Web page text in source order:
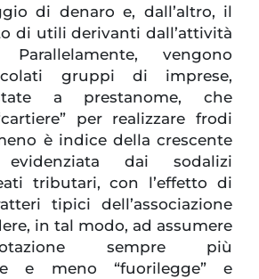
di denaro e, dall’altro, il
di utili derivanti dall’attività
vengono
gruppi di imprese,
a prestanome, che
per realizzare frodi
è indice della crescente
evidenziata dai sodalizi
tributari, con l’effetto di
tipici dell’associazione
in tal modo, ad assumere
sempre più
e meno “fuorilegge” e